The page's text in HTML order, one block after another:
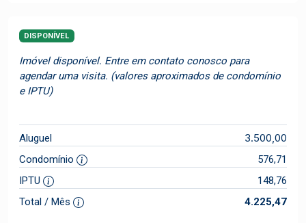
DISPONÍVEL
Imóvel disponível. Entre em contato conosco para
agendar uma visita. (valores aproximados de condomínio
e IPTU)
Aluguel 3.500,00
Condomínio
576,71
IPTU
148,76
Total / Mês
4.225,47